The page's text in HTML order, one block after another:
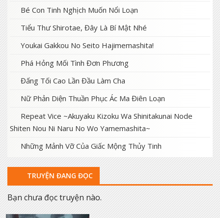
Bé Con Tinh Nghịch Muốn Nổi Loạn
Tiểu Thư Shirotae, Đây Là Bí Mật Nhé
Youkai Gakkou No Seito Hajimemashita!
Phá Hỏng Mối Tình Đơn Phương
Đấng Tối Cao Lần Đầu Làm Cha
Nữ Phản Diện Thuần Phục Ác Ma Điên Loạn
Repeat Vice ~Akuyaku Kizoku Wa Shinitakunai Node
Shiten Nou Ni Naru No Wo Yamemashita~
Những Mảnh Vỡ Của Giấc Mộng Thủy Tinh
TRUYỆN ĐANG ĐỌC
Bạn chưa đọc truyện nào.